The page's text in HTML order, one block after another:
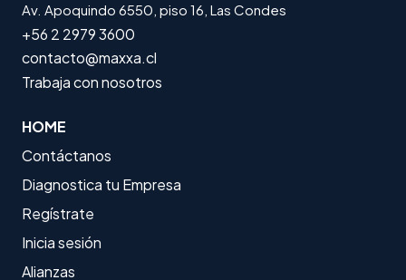
Av. Apoquindo 6550, piso 16, Las Condes
+56 2 2979 3600
contacto@maxxa.cl
Trabaja con nosotros
HOME
Contáctanos
Diagnostica tu Empresa
Regístrate
Inicia sesión
Alianzas